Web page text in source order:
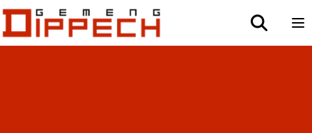
Aller au contenu principal
Aller à la recherche
toggle